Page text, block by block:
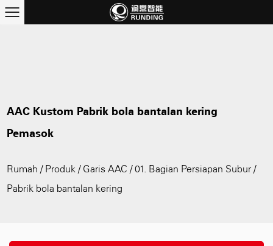
AAC Kustom Pabrik bola bantalan kering
Pemasok
Rumah / Produk / Garis AAC /01. Bagian Persiapan Subur /
Pabrik bola bantalan kering